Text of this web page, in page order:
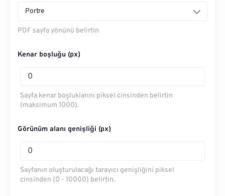
Portre
PDF sayfa yönünü belirtin
Kenar boşluğu (px)
Sayfa kenar boşluklarını piksel cinsinden belirtin
(maksimum 1000).
Görünüm alanı genişliği (px)
Sayfanın oluşturulacağı tarayıcı genişliğini piksel
cinsinden (0 - 10000) belirtin.